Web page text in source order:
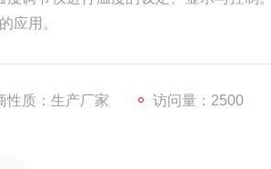
应用。
性质：生产厂家 访问量：2500